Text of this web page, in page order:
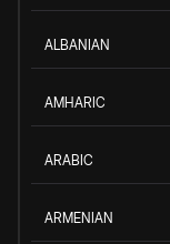
ALBANIAN
AMHARIC
ARABIC
ARMENIAN